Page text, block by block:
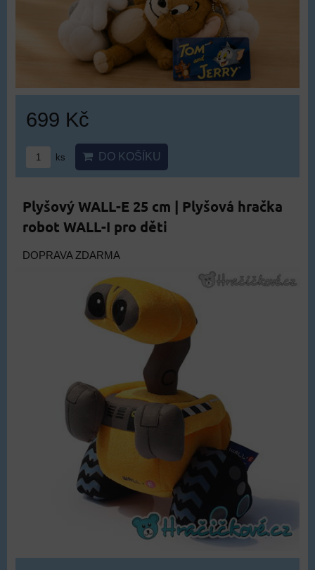
699 Kč
ks DO KOŠÍKU
Plyšový WALL-E 25 cm | Plyšová hračka
robot WALL-I pro děti
DOPRAVA ZDARMA